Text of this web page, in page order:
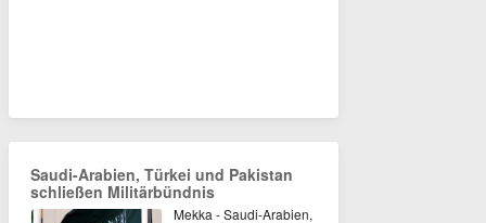
Saudi-Arabien, Türkei und Pakistan
schließen Militärbündnis
Mekka - Saudi-Arabien,